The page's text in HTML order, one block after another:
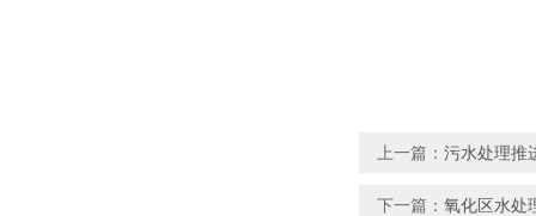
上一篇： 污水处理推
下一篇： 氧化区水处